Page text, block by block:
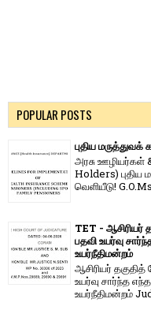
POPULAR POSTS
புதிய
அரசு ஊழியர்கள்
Holders) புதிய
வெளியீடு!
TET - ஆசிரியர்
பதவி உயர்வு
உயர்நீதிமன்றம்
ஆசிரியர்
உயர்வு சார்ந்த
உயர்நீதிமன்றம்